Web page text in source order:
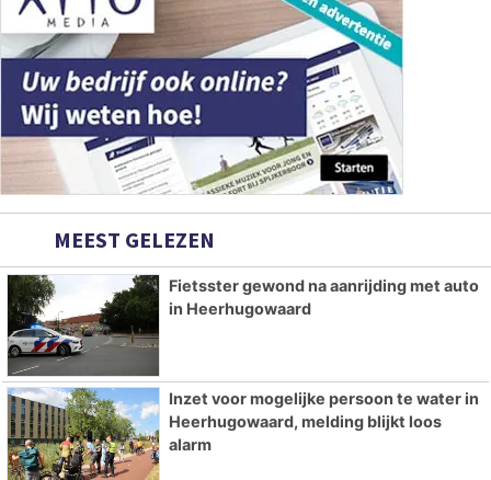
MEEST GELEZEN
Fietsster gewond na aanrijding met auto
in Heerhugowaard
Inzet voor mogelijke persoon te water in
Heerhugowaard, melding blijkt loos
alarm